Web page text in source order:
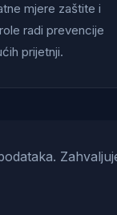
mjere zaštite i
radi prevencije
prijetnji.